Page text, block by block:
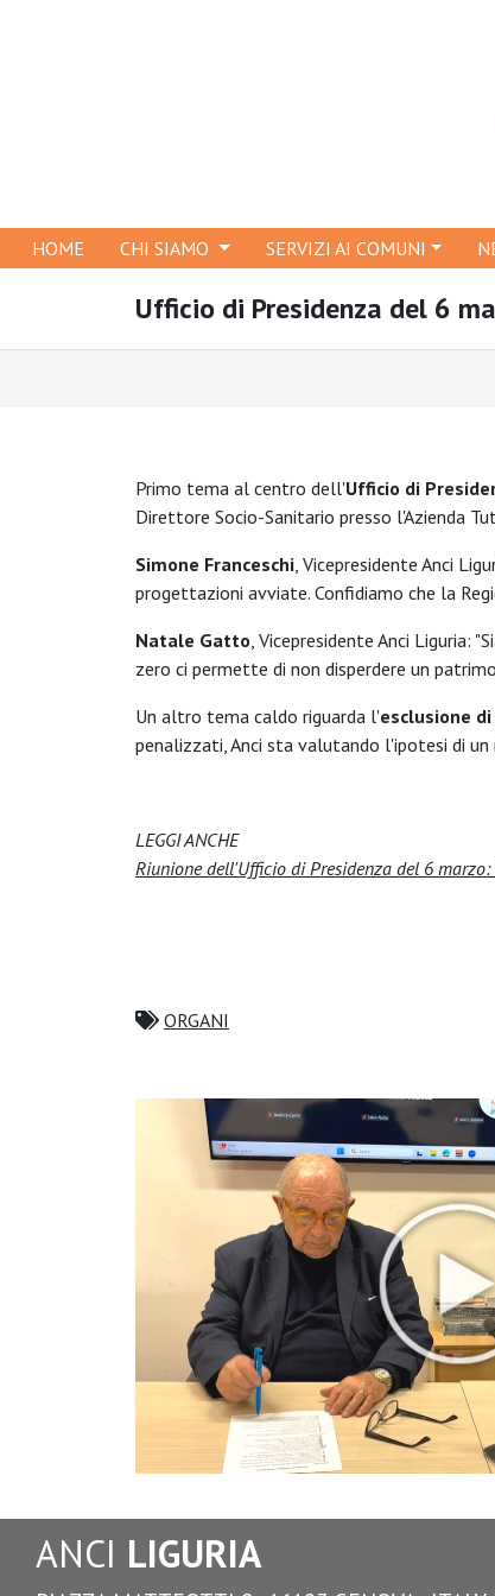
HOME CHI SIAMO SERVIZI AI COMUNI
Ufficio di Presidenza del 6
Primo tema al centro dell'Ufficio di
Direttore Socio-Sanitario presso l'Azienda
Simone Franceschi, Vicepresidente Anci
progettazioni avviate. Confidiamo che la
Natale Gatto, Vicepresidente Anci Liguria:
zero ci permette di non disperdere un
Un altro tema caldo riguarda l'esclusione
penalizzati, Anci sta valutando l'ipotesi di un
LEGGI ANCHE
Riunione dell'Ufficio di Presidenza del 6
ORGANI
ANCI LIGURIA